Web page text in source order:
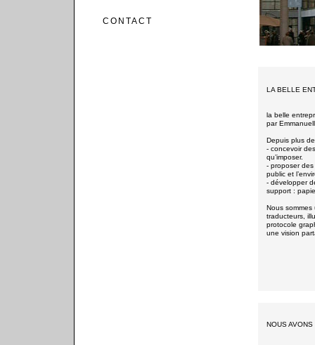
CONTACT
LA BELLE
la belle
par
Depuis plus
- concevoir
qu’imposer.
- proposer des
public et
- développer
support :
Nous
traducteurs,
protocole
une vision
NOUS